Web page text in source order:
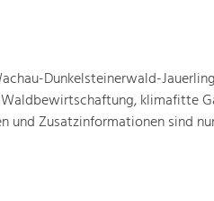
Dunkelsteinerwald-
klimafitte
und Zusatzinformationen sind